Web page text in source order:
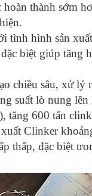
thành sớm
tình hình sản
biệt giúp tăng
chiều sâu, xử
suất lò nung
tăng 600 tấn
Clinker
thấp, đặc biệt